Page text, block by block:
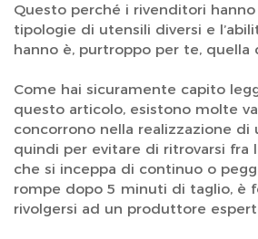
Questo perché i rivenditori
tipologie di utensili diversi e
hanno è, purtroppo per te, quella
Come hai sicuramente capito
questo articolo, esistono molte
concorrono nella realizzazione di
quindi per evitare di ritrovarsi fra
che si inceppa di continuo o
rompe dopo 5 minuti di taglio, è
rivolgersi ad un produttore